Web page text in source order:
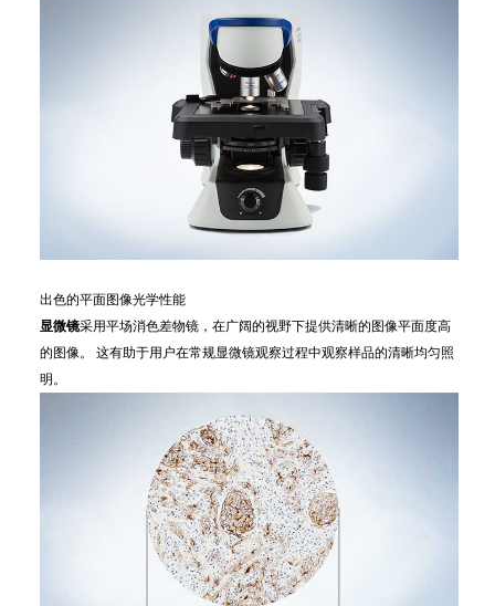
出色的平面图像光学性能
显微镜采用平场消色差物镜，在广阔的视野下提供清晰的图像平面度高
的图像。 这有助于用户在常规显微镜观察过程中观察样品的清晰均匀照
明。